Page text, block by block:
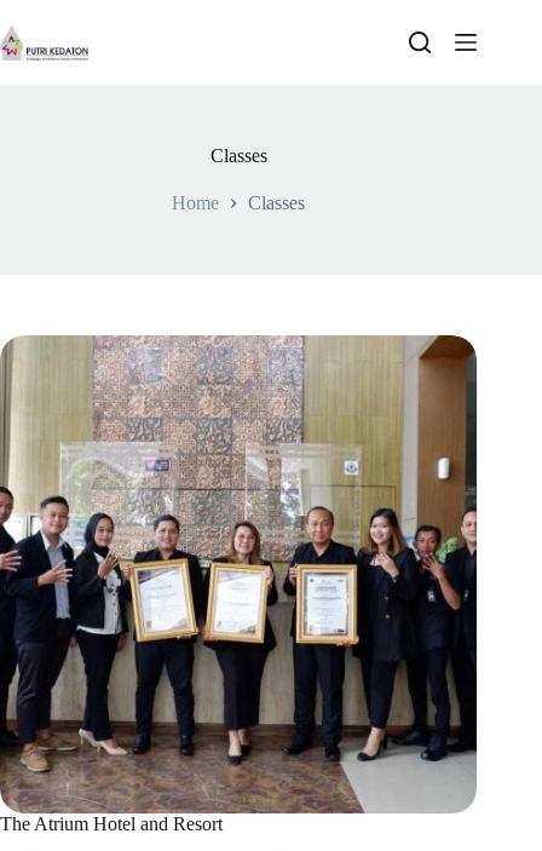
to
content
Classes
Home Classes
The Atrium Hotel and Resort